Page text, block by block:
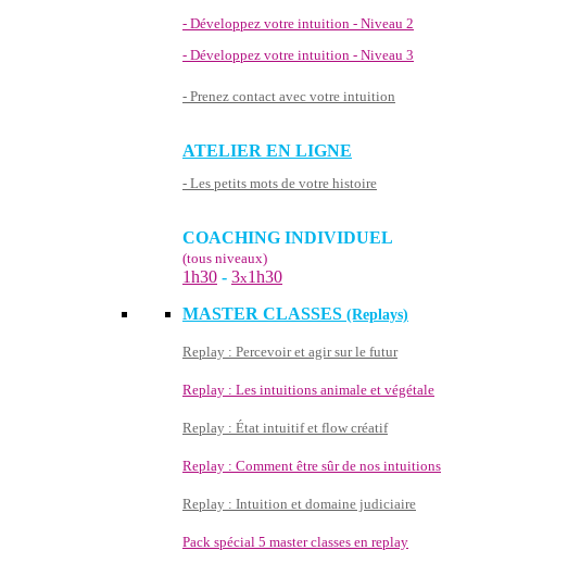
- Développez votre intuition - Niveau 2
- Développez votre intuition - Niveau 3
- Prenez contact avec votre intuition
ATELIER EN LIGNE
- Les petits mots de votre histoire
COACHING INDIVIDUEL
(tous niveaux)
1h30 - 3x1h30
MASTER CLASSES (Replays)
Replay : Percevoir et agir sur le futur
Replay : Les intuitions animale et végétale
Replay : État intuitif et flow créatif
Replay : Comment être sûr de nos intuitions
Replay : Intuition et domaine judiciaire
Pack spécial 5 master classes en replay